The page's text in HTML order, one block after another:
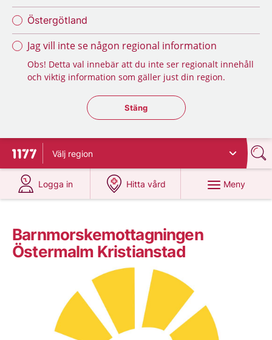
Östergötland
Jag vill inte se någon regional information
Obs! Detta val innebär att du inte ser regionalt innehåll
och viktig information som gäller just din region.
Stäng regionsväljaren
Stäng
Till startsidan för 1177
Välj region
Logga in
på 1177.se
Hitta vård
på 1177.se
Meny
Barnmorskemottagningen
Östermalm Kristianstad